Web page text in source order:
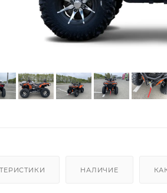
НАЛИЧИЕ